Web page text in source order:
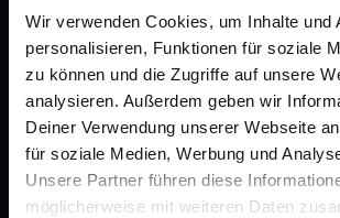
Wir verwenden Cookies, um Inhalte und
personalisieren, Funktionen für soziale
zu können und die Zugriffe auf unsere
analysieren. Außerdem geben wir
Deiner Verwendung unserer Webseite
für soziale Medien, Werbung und
Unsere Partner führen diese
möglicherweise mit weiteren Daten
gesund.de
Über uns
Karriere
Newsletter